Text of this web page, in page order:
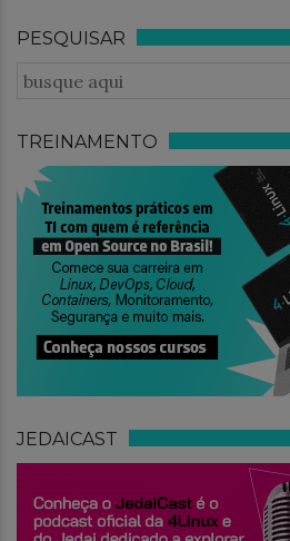
PESQUISAR
TREINAMENTO
JEDAICAST